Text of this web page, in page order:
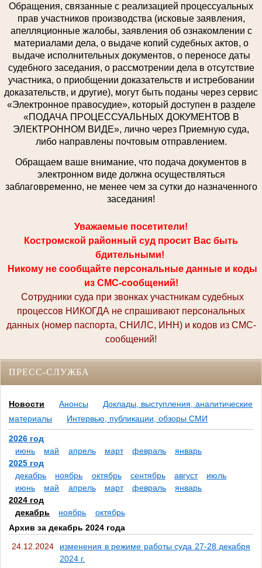
Обращения, связанные с реализацией процессуальных
прав участников производства (исковые заявления,
апелляционные жалобы, заявления об ознакомлении с
материалами дела, о выдаче копий судебных актов, о
выдаче исполнительных документов, о переносе даты
судебного заседания, о рассмотрении дела в отсутствие
участника, о приобщении доказательств и истребовании
доказательств, и другие), могут быть поданы через сервис
«Электронное правосудие», который доступен в разделе
«ПОДАЧА ПРОЦЕССУАЛЬНЫХ ДОКУМЕНТОВ В
ЭЛЕКТРОННОМ ВИДЕ», лично через Приемную суда,
либо направлены почтовым отправлением.
Обращаем ваше внимание, что подача документов в
электронном виде должна осуществляться
заблаговременно, не менее чем за сутки до назначенного
заседания!
Уважаемые посетители!
Костромской районный суд просит Вас быть
бдительными!
Никому не сообщайте персональные данные и коды
из СМС-сообщений!
Сотрудники суда при звонках участникам судебных
процессов НИКОГДА не спрашивают персональных
данных (номер паспорта, СНИЛС, ИНН) и кодов из СМС-
сообщений!
ПРЕСС-СЛУЖБА
Новости Анонсы
Доклады, выступления, аналитические
материалы
Интервью, публикации, обзоры СМИ
2026 год
июнь
май апрель март февраль
январь
2025 год
декабрь
ноябрь октябрь сентябрь август
июль
июнь
май апрель март февраль
январь
2024 год
декабрь
ноябрь
октябрь
Архив за декабрь 2024 года
24.12.2024
изменения в режиме работы суда 27-28 декабря
2024 г.